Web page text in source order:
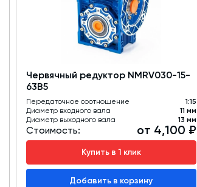
Червячный редуктор NMRV030-15-
63B5
Передаточное соотношение
1:15
Диаметр входного вала
11 мм
Диаметр выходного вала
13 мм
Стоимость: от 4,100 ₽
Купить в 1 клик
Добавить в корзину